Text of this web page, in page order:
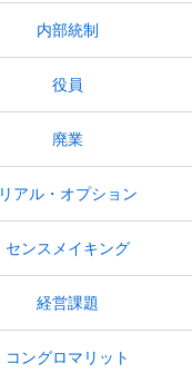
内部統制
役員
廃業
リアル・オプション
センスメイキング
経営課題
コングロマリット